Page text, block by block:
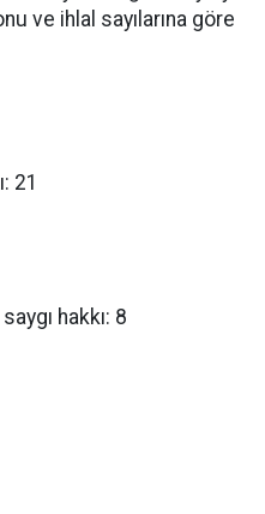
ve ihlal sayılarına göre
21
hakkı: 8